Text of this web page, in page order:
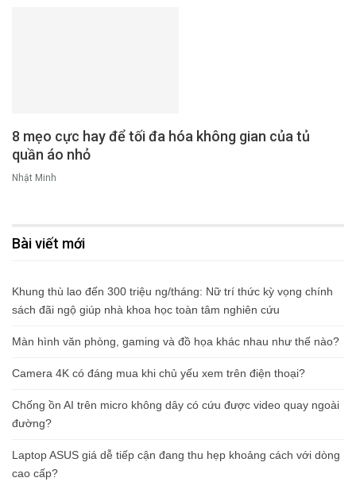
8 mẹo cực hay để tối đa hóa không gian của tủ
quần áo nhỏ
Nhật Minh
Bài viết mới
Khung thù lao đến 300 triệu ng/tháng: Nữ trí thức kỳ vọng chính
sách đãi ngộ giúp nhà khoa học toàn tâm nghiên cứu
Màn hình văn phòng, gaming và đồ họa khác nhau như thế nào?
Camera 4K có đáng mua khi chủ yếu xem trên điện thoại?
Chống ồn AI trên micro không dây có cứu được video quay ngoài
đường?
Laptop ASUS giá dễ tiếp cận đang thu hẹp khoảng cách với dòng
cao cấp?